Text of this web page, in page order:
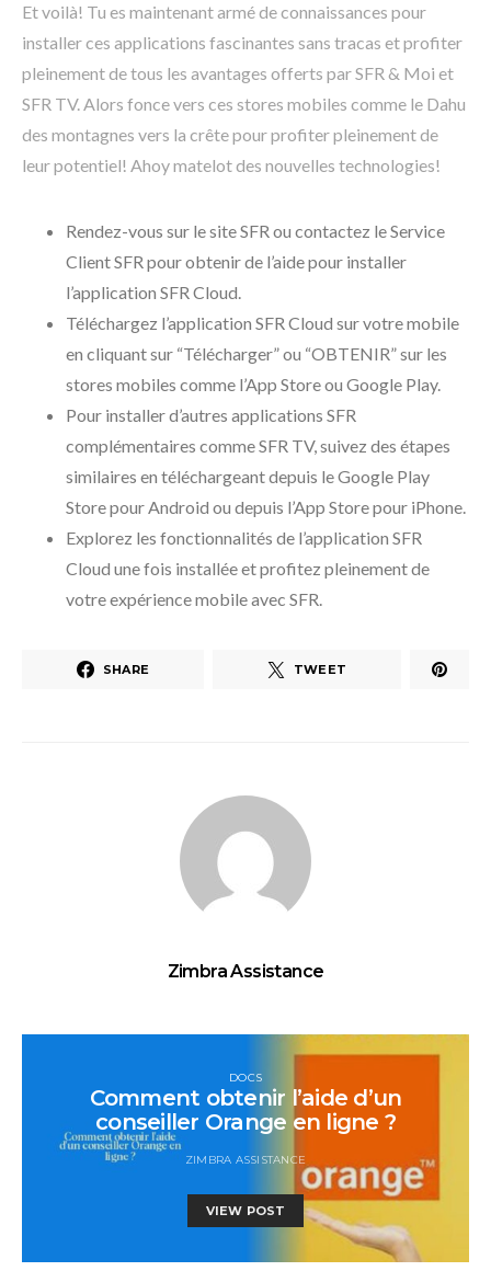
Et voilà! Tu es maintenant armé de connaissances pour
installer ces applications fascinantes sans tracas et profiter
pleinement de tous les avantages offerts par SFR & Moi et
SFR TV. Alors fonce vers ces stores mobiles comme le Dahu
des montagnes vers la crête pour profiter pleinement de
leur potentiel! Ahoy matelot des nouvelles technologies!
Rendez-vous sur le site SFR ou contactez le Service
Client SFR pour obtenir de l’aide pour installer
l’application SFR Cloud.
Téléchargez l’application SFR Cloud sur votre mobile
en cliquant sur “Télécharger” ou “OBTENIR” sur les
stores mobiles comme l’App Store ou Google Play.
Pour installer d’autres applications SFR
complémentaires comme SFR TV, suivez des étapes
similaires en téléchargeant depuis le Google Play
Store pour Android ou depuis l’App Store pour iPhone.
Explorez les fonctionnalités de l’application SFR
Cloud une fois installée et profitez pleinement de
votre expérience mobile avec SFR.
SHARE TWEET
Zimbra Assistance
DOCS
Comment obtenir l’aide d’un
conseiller Orange en ligne ?
ZIMBRA ASSISTANCE
VIEW POST